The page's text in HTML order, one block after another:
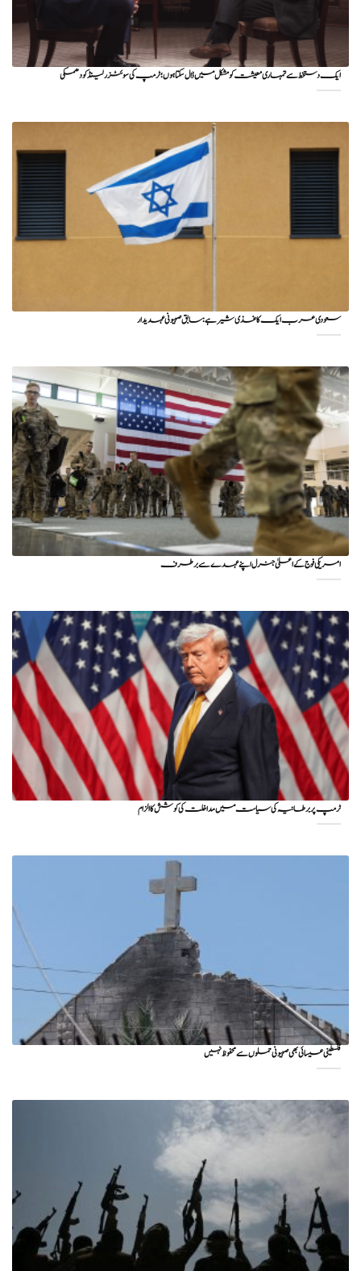
ایک دستخط سے تمہاری معیشت کو مشکل میں ڈال سکتا ہوں؛ ٹرمپ کی سوئٹزرلینڈ کو دھمکی
سعودی عرب ایک کاغذی شیر ہے: سابق صہیونی عہدیدار
امریکی فوج کے اعلیٰ جنرل اپنے عہدے سے برطرف
ٹرمپ پر برطانیہ کی سیاست میں مداخلت کی کوشش کا الزام
فلسطینی عیسائی بھی صہیونی حملوں سے محفوظ نہیں